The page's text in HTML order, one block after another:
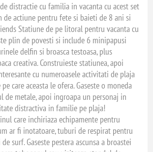
distractie cu familia in vacanta cu acest set
de actiune pentru fete si baieti de 8 ani si
Statiune de pe litoral pentru vacanta cu
plin de povesti si include 6 minipapusi
delfin si broasca testoasa, plus
creativa. Construieste statiunea, apoi
cu numeroasele activitati de plaja
care aceasta le ofera. Gaseste o moneda
de metale, apoi ingroapa un personaj in
distractiva in familie pe plaja!
care inchiriaza echipamente pentru
ar fi inotatoare, tuburi de respirat pentru
surf. Gaseste pestera ascunsa a broastei